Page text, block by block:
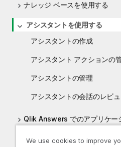
ナレッジ ベースを使用する
アシスタントを使用する
アシスタントの作成
アシスタント アクションの
アシスタントの管理
アシスタントの会話のレビ
Qlik Answers でのアプリケー
We use cookies to improve